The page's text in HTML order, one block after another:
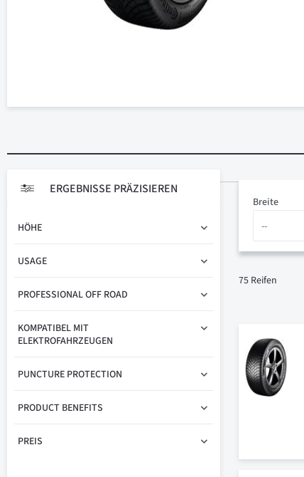
Breite
75 Reifen
ERGEBNISSE PRÄZISIEREN
HÖHE
USAGE
PROFESSIONAL OFF ROAD
KOMPATIBEL MIT
ELEKTROFAHRZEUGEN
PUNCTURE PROTECTION
PRODUCT BENEFITS
PREIS